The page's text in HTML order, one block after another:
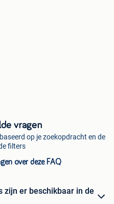
vragen
op je zoekopdracht en de
filters
over deze FAQ
zijn er beschikbaar in de